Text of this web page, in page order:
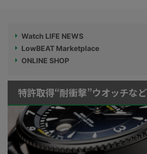
Watch LIFE NEWS
LowBEAT Marketplace
ONLINE SHOP
特許取得“耐衝撃”ウオッチなど